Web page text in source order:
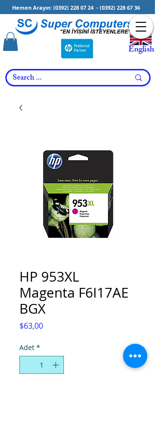
Hemen Arayın: (0392) 228 07 24 - (0392) 228 67 36
English
HP 953XL
Magenta F6I17AE
BGX
$63,00Fiyat
Adet *